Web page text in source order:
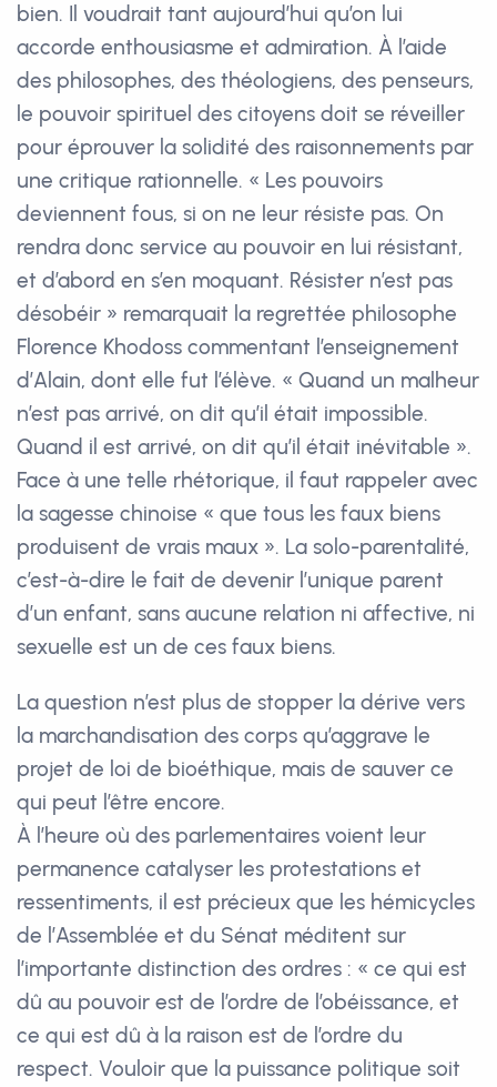
bien. Il voudrait tant aujourd’hui qu’on lui
accorde enthousiasme et admiration. À l’aide
des philosophes, des théologiens, des penseurs,
le pouvoir spirituel des citoyens doit se réveiller
pour éprouver la solidité des raisonnements par
une critique rationnelle. « Les pouvoirs
deviennent fous, si on ne leur résiste pas. On
rendra donc service au pouvoir en lui résistant,
et d’abord en s’en moquant. Résister n’est pas
désobéir » remarquait la regrettée philosophe
Florence Khodoss commentant l’enseignement
d’Alain, dont elle fut l’élève. « Quand un malheur
n’est pas arrivé, on dit qu’il était impossible.
Quand il est arrivé, on dit qu’il était inévitable ».
Face à une telle rhétorique, il faut rappeler avec
la sagesse chinoise « que tous les faux biens
produisent de vrais maux ». La solo-parentalité,
c’est-à-dire le fait de devenir l’unique parent
d’un enfant, sans aucune relation ni affective, ni
sexuelle est un de ces faux biens.
La question n’est plus de stopper la dérive vers
la marchandisation des corps qu’aggrave le
projet de loi de bioéthique, mais de sauver ce
qui peut l’être encore.
À l’heure où des parlementaires voient leur
permanence catalyser les protestations et
ressentiments, il est précieux que les hémicycles
de l’Assemblée et du Sénat méditent sur
l’importante distinction des ordres : « ce qui est
dû au pouvoir est de l’ordre de l’obéissance, et
ce qui est dû à la raison est de l’ordre du
respect. Vouloir que la puissance politique soit